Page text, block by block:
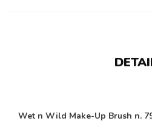
Wet n Wild Make-Up Brush n.